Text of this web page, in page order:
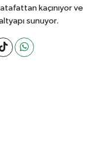
kaçınıyor ve
sunuyor.